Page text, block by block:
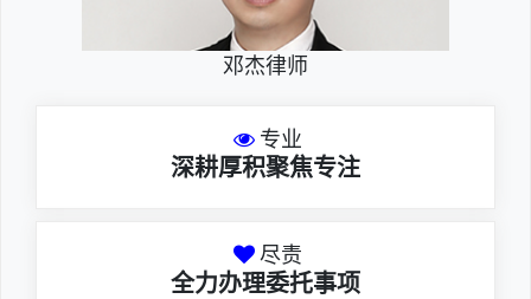
邓杰律师
专业
深耕厚积聚焦专注
尽责
全力办理委托事项